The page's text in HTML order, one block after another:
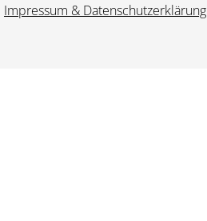
Impressum & Datenschutzerklärung